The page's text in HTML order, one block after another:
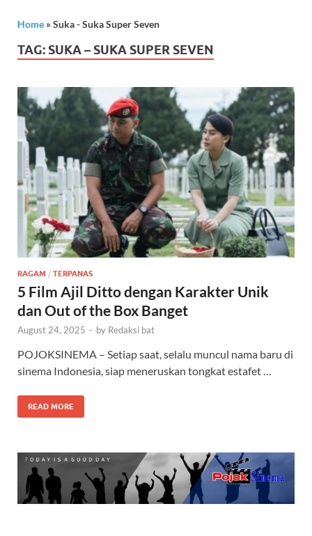
Home » Suka - Suka Super Seven
TAG: SUKA – SUKA SUPER SEVEN
RAGAM / TERPANAS
5 Film Ajil Ditto dengan Karakter Unik
dan Out of the Box Banget
August 24, 2025 - by Redaksi bat
POJOKSINEMA – Setiap saat, selalu muncul nama baru di
sinema Indonesia, siap meneruskan tongkat estafet …
READ MORE